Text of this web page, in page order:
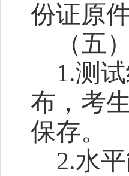
份证原
（五）
1.测
布 ，考
保存。
2.水